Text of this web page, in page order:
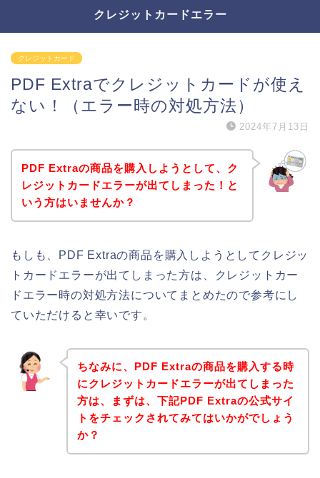
クレジットカードエラー
クレジットカード
PDF Extraでクレジットカードが使え
ない！（エラー時の対処方法）
2024年7月13日
PDF Extraの商品を購入しようとして、ク
レジットカードエラーが出てしまった！と
いう方はいませんか？
もしも、PDF Extraの商品を購入しようとしてクレジッ
トカードエラーが出てしまった方は、クレジットカー
ドエラー時の対処方法についてまとめたので参考にし
ていただけると幸いです。
ちなみに、PDF Extraの商品を購入する時
にクレジットカードエラーが出てしまった
方は、まずは、下記PDF Extraの公式サイ
トをチェックされてみてはいかがでしょう
か？